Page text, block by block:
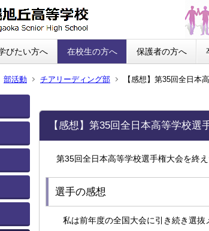
びたい方へ 在校生の方へ 保護者の方へ
部活動 チアリーディング部 【感想】第35回全日本
【感想】第35回全日本高等学校選
第35回全日本高等学校選手権大会を終
選手の感想
私は前年度の全国大会に引き続き選抜